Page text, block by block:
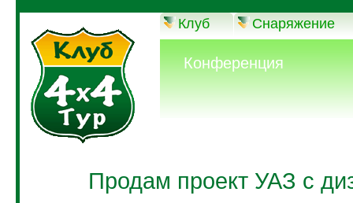
Клуб Снаряжение
Конференция
Продам проект УАЗ с